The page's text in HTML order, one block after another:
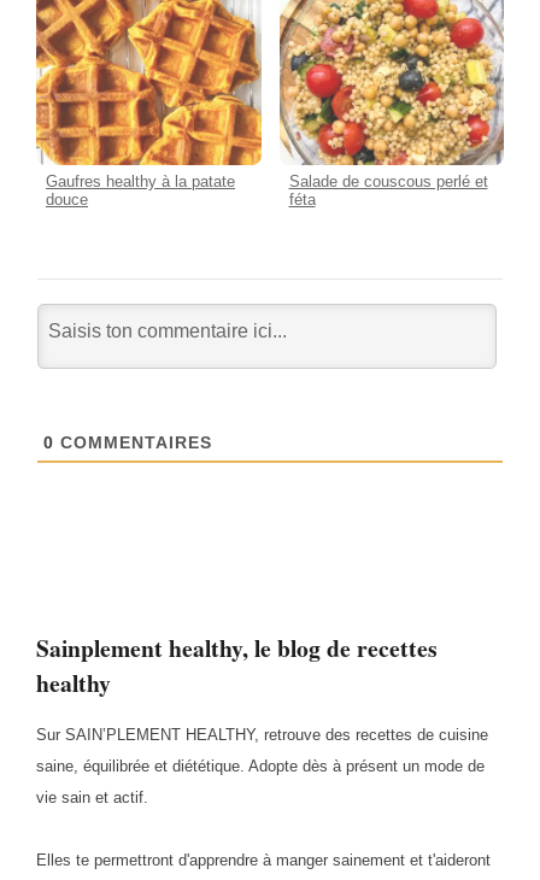
Sainplement healthy, le blog de recettes
healthy
Sur SAIN’PLEMENT HEALTHY, retrouve des recettes de cuisine
saine, équilibrée et diététique. Adopte dès à présent un mode de
vie sain et actif.
Elles te permettront d'apprendre à manger sainement et t'aideront
Gaufres healthy à la patate
douce
Salade de couscous perlé et
féta
0 COMMENTAIRES